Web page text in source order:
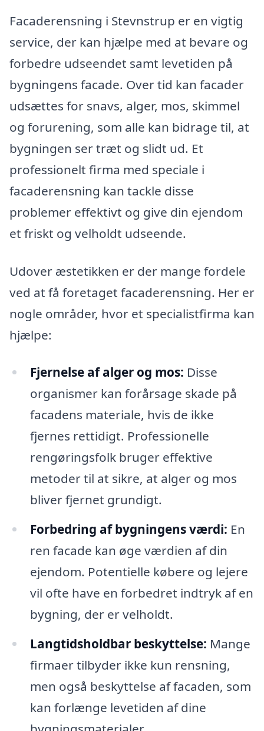
Facaderensning i Stevnstrup er en vigtig
service, der kan hjælpe med at bevare og
forbedre udseendet samt levetiden på
bygningens facade. Over tid kan facader
udsættes for snavs, alger, mos, skimmel
og forurening, som alle kan bidrage til, at
bygningen ser træt og slidt ud. Et
professionelt firma med speciale i
facaderensning kan tackle disse
problemer effektivt og give din ejendom
et friskt og velholdt udseende.
Udover æstetikken er der mange fordele
ved at få foretaget facaderensning. Her er
nogle områder, hvor et specialistfirma kan
hjælpe:
Fjernelse af alger og mos: Disse
organismer kan forårsage skade på
facadens materiale, hvis de ikke
fjernes rettidigt. Professionelle
rengøringsfolk bruger effektive
metoder til at sikre, at alger og mos
bliver fjernet grundigt.
Forbedring af bygningens værdi: En
ren facade kan øge værdien af din
ejendom. Potentielle købere og lejere
vil ofte have en forbedret indtryk af en
bygning, der er velholdt.
Langtidsholdbar beskyttelse: Mange
firmaer tilbyder ikke kun rensning,
men også beskyttelse af facaden, som
kan forlænge levetiden af dine